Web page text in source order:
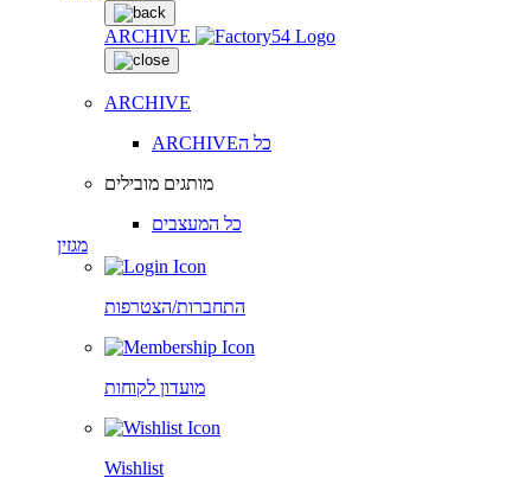
ARCHIVE
ARCHIVE
ARCHIVEכל ה
מותגים מובילים
כל המעצבים
מגזין
התחברות/הצטרפות
מועדון לקוחות
Wishlist